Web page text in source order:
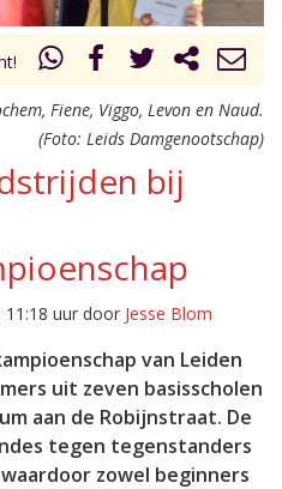
Fiene, Viggo, Levon en Naud.
(Foto: Leids Damgenootschap)
bij
uur door Jesse Blom
van Leiden
uit zeven basisscholen
aan de Robijnstraat. De
tegen tegenstanders
zowel beginners